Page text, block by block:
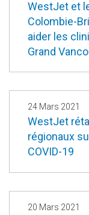
WestJet et
Colombie-
aider les
Grand
24 Mars 2021
WestJet
régionaux
COVID-19
20 Mars 2021